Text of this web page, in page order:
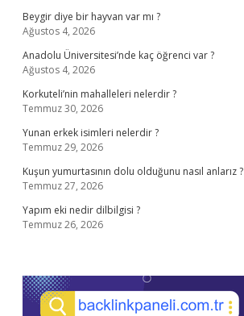
Beygir diye bir hayvan var mı ?
Ağustos 4, 2026
Anadolu Üniversitesi’nde kaç öğrenci var ?
Ağustos 4, 2026
Korkuteli’nin mahalleleri nelerdir ?
Temmuz 30, 2026
Yunan erkek isimleri nelerdir ?
Temmuz 29, 2026
Kuşun yumurtasının dolu olduğunu nasıl anlarız ?
Temmuz 27, 2026
Yapım eki nedir dilbilgisi ?
Temmuz 26, 2026